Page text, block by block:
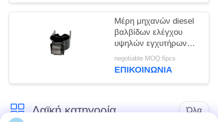
Μέρη μηχανών diesel
βαλβίδων ελέγχου
υψηλών εγχυτήρων
9308-625C 28394612
negotiable MOQ:6pcs
ΕΠΙΚΟΙΝΩΝΙΑ
Λαϊκή κατηγορία Όλα